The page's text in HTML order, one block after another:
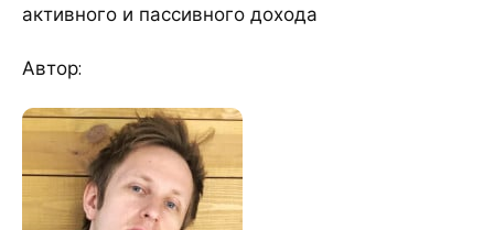
активного и пассивного дохода
Автор: